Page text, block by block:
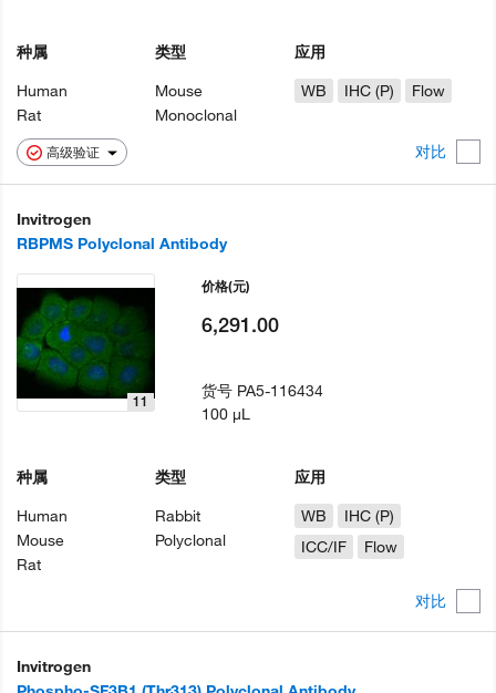
高级验证 对比
种属
Human
Rat
类型
Mouse
Monoclonal
应用
WB
IHC (P) Flow
Invitrogen
RBPMS Polyclonal Antibody
对比
11
种属
Human
Mouse
Rat
类型
Rabbit
Polyclonal
应用
WB
IHC (P)
ICC/IF
Flow
价格(元)
6,291.00
货号 PA5-116434
100 µL
Invitrogen